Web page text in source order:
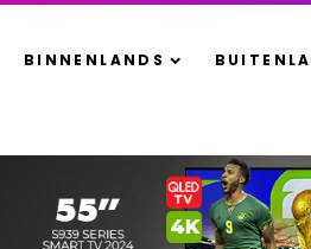
BINNENLANDS